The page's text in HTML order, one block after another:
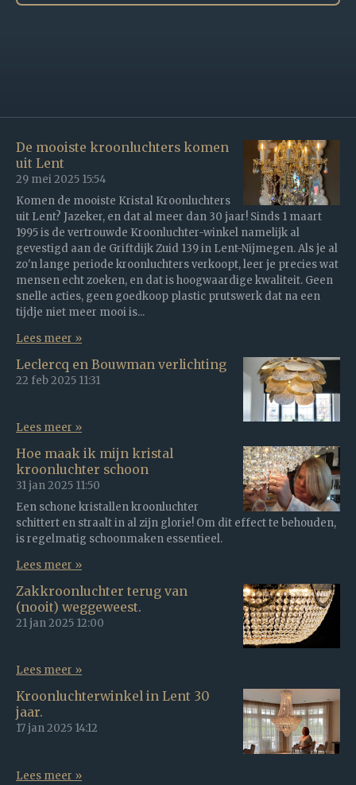
De mooiste kroonluchters komen
uit Lent
29 mei 2025 15:54
Komen de mooiste Kristal Kroonluchters
uit Lent? Jazeker, en dat al meer dan 30 jaar! Sinds 1 maart
1995 is de vertrouwde Kroonluchter-winkel namelijk al
gevestigd aan de Griftdijk Zuid 139 in Lent-Nijmegen. Als je al
zo'n lange periode kroonluchters verkoopt, leer je precies wat
mensen echt zoeken, en dat is hoogwaardige kwaliteit. Geen
snelle acties, geen goedkoop plastic prutswerk dat na een
tijdje niet meer mooi is...
Lees meer »
Leclercq en Bouwman verlichting
22 feb 2025 11:31
Lees meer »
Hoe maak ik mijn kristal
kroonluchter schoon
31 jan 2025 11:50
Een schone kristallen kroonluchter
schittert en straalt in al zijn glorie! Om dit effect te behouden,
is regelmatig schoonmaken essentieel.
Lees meer »
Zakkroonluchter terug van
(nooit) weggeweest.
21 jan 2025 12:00
Lees meer »
Kroonluchterwinkel in Lent 30
jaar.
17 jan 2025 14:12
Lees meer »